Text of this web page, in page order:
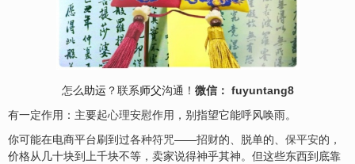
怎么助运 ？联系师父沟通！ 微信： fuyuntang8
有一定作用：主要起心理安慰作用，别指望它能呼风唤雨。
你可能在电商平台刷到过各种符咒——招财的、脱单的、 保平安的，
价格从几十块到上千块不等，卖家说得神乎其神。但这些东西到底靠